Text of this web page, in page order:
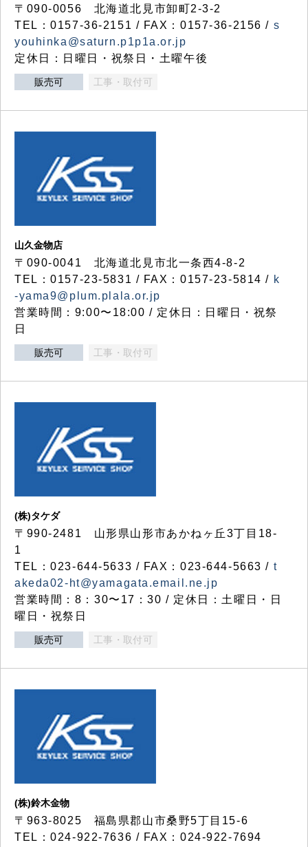
〒090-0056 北海道北見市卸町2-3-2
TEL：0157-36-2151 / FAX：0157-36-2156 / s
youhinka@saturn.p1p1a.or.jp
定休日：日曜日・祝祭日・土曜午後
販売可 工事・取付可
山久金物店
〒090-0041 北海道北見市北一条西4-8-2
TEL：0157-23-5831 / FAX：0157-23-5814 / k
-yama9@plum.plala.or.jp
営業時間：9:00〜18:00 / 定休日：日曜日・祝祭
日
販売可 工事・取付可
(株)タケダ
〒990-2481 山形県山形市あかねヶ丘3丁目18-
1
TEL：023-644-5633 / FAX：023-644-5663 / t
akeda02-ht@yamagata.email.ne.jp
営業時間：8：30〜17：30 / 定休日：土曜日・日
曜日・祝祭日
販売可 工事・取付可
(株)鈴木金物
〒963-8025 福島県郡山市桑野5丁目15-6
TEL：024-922-7636 / FAX：024-922-7694